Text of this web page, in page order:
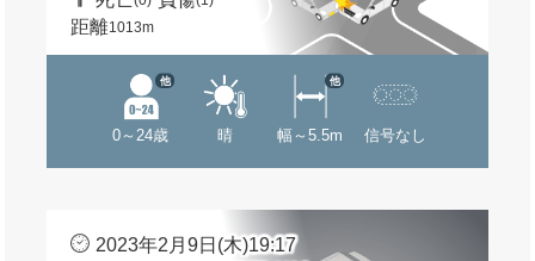
距離1013m
0～24歳
他
晴 幅～5.5m
他
信号なし
2023年2月9日(木)19:17